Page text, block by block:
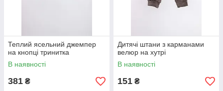
Теплий ясельний джемпер
на кнопці тринитка
В наявності
381 ₴
Дитячі штани з карманами
велюр на хутрі
В наявності
151 ₴